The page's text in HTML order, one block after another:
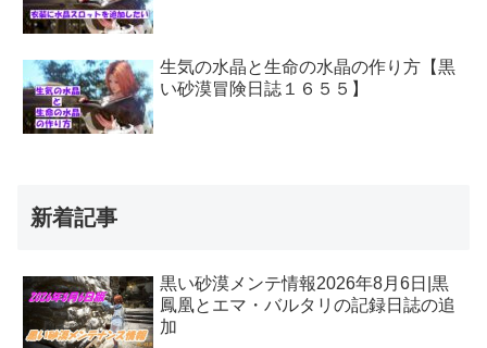
生気の水晶と生命の水晶の作り方【黒
い砂漠冒険日誌１６５５】
新着記事
黒い砂漠メンテ情報2026年8月6日|黒
鳳凰とエマ・バルタリの記録日誌の追
加